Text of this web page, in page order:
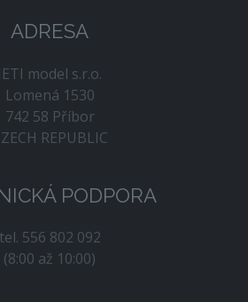
ADRESA
JETI model s.r.o.
Lomená 1530
742 58 Příbor
REPUBLIC
PODPORA
tel. 556 802 092
(8:00 až 10:00)